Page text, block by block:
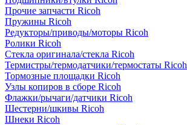
Прочие запчасти Ricoh
Пружины Ricoh
Редукторы/приводы/моторы Ricoh
Ролики Ricoh
Стекла оригинала/стекла Ricoh
Термистры/термодатчики/термостаты Ricoh
Тормозные площадки Ricoh
Узлы копиров в сборе Ricoh
Флажки/рычаги/датчики Ricoh
Шестерни/шкивы Ricoh
Шнеки Ricoh